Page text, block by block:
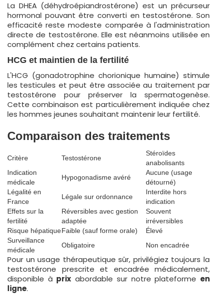
La DHEA (déhydroépiandrostérone) est un précurseur
hormonal pouvant être converti en testostérone. Son
efficacité reste modeste comparée à l'administration
directe de testostérone. Elle est néanmoins utilisée en
complément chez certains patients.
HCG et maintien de la fertilité
L'HCG (gonadotrophine chorionique humaine) stimule
les testicules et peut être associée au traitement par
testostérone pour préserver la spermatogenèse.
Cette combinaison est particulièrement indiquée chez
les hommes jeunes souhaitant maintenir leur fertilité.
Comparaison des traitements
Critère Testostérone
Stéroïdes
anabolisants
Indication
médicale
Hypogonadisme avéré
Aucune (usage
détourné)
Légalité en
France
Légale sur ordonnance
Interdite hors
indication
Effets sur la
fertilité
Réversibles avec gestion
adaptée
Souvent
irréversibles
Risque hépatiqueFaible (sauf forme orale)
Élevé
Surveillance
médicale
Obligatoire Non encadrée
Pour un usage thérapeutique sûr, privilégiez toujours la
testostérone prescrite et encadrée médicalement,
disponible à prix abordable sur notre plateforme en
ligne.